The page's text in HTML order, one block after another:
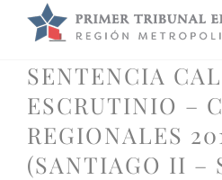
SENTENCIA
ESCRUTINIO –
REGIONALES
(SANTIAGO II –